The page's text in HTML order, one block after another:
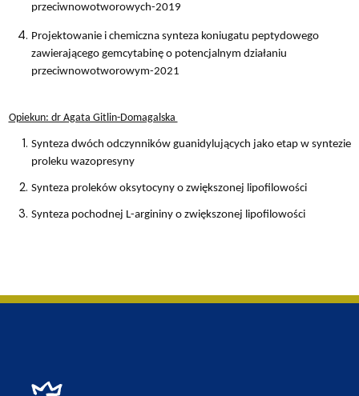
przeciwnowotworowych-2019
Projektowanie i chemiczna synteza koniugatu peptydowego
zawierającego gemcytabinę o potencjalnym działaniu
przeciwnowotworowym-2021
Opiekun: dr Agata Gitlin-Domagalska
Synteza dwóch odczynników guanidylujących jako etap w syntezie
proleku wazopresyny
Synteza proleków oksytocyny o zwiększonej lipofilowości
Synteza pochodnej L-argininy o zwiększonej lipofilowości